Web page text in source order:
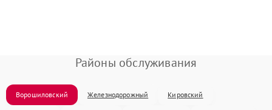
Районы обслуживания
Ворошиловский Железнодорожный Кировский